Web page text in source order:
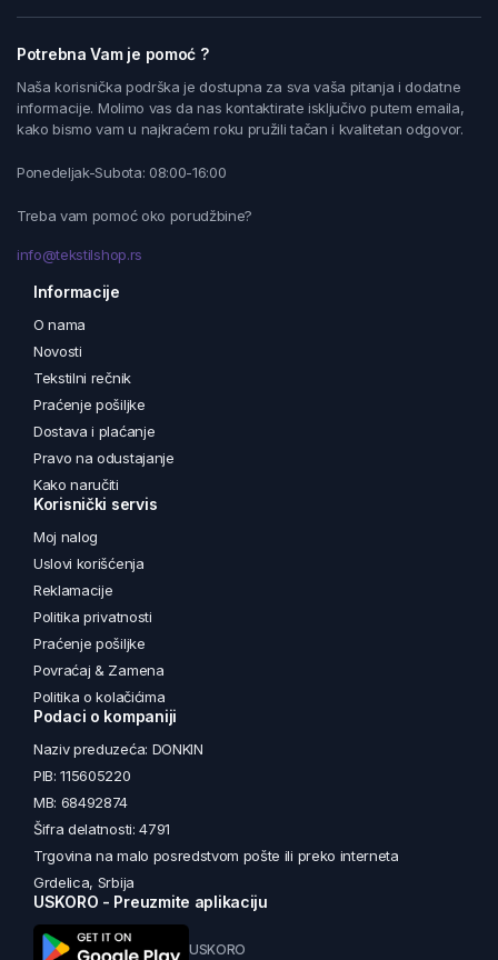
Potrebna Vam je pomoć ?
Naša korisnička podrška je dostupna za sva vaša pitanja i dodatne
informacije. Molimo vas da nas kontaktirate isključivo putem emaila,
kako bismo vam u najkraćem roku pružili tačan i kvalitetan odgovor.
Ponedeljak-Subota: 08:00-16:00
Treba vam pomoć oko porudžbine?
info@tekstilshop.rs
Informacije
O nama
Novosti
Tekstilni rečnik
Praćenje pošiljke
Dostava i plaćanje
Pravo na odustajanje
Kako naručiti
Korisnički servis
Moj nalog
Uslovi korišćenja
Reklamacije
Politika privatnosti
Praćenje pošiljke
Povraćaj & Zamena
Politika o kolačićima
Podaci o kompaniji
Naziv preduzeća: DONKIN
PIB: 115605220
MB: 68492874
Šifra delatnosti: 4791
Trgovina na malo posredstvom pošte ili preko interneta
Grdelica, Srbija
USKORO - Preuzmite aplikaciju
USKORO